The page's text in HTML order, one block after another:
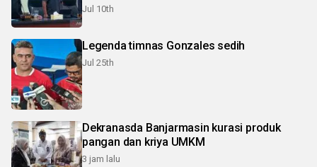
Jul 10th
Legenda timnas Gonzales sedih
Jul 25th
Dekranasda Banjarmasin kurasi produk
pangan dan kriya UMKM
3 jam lalu